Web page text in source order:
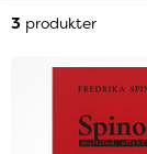
3 produkter